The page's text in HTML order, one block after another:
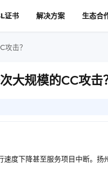
证书 解决方案 生态合
攻击？
大规模的CC攻击
度下降甚至服务项目中断。扬